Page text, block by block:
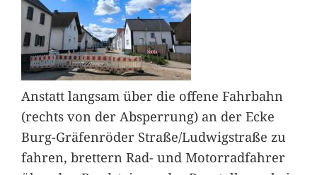
Anstatt langsam über die offene Fahrbahn
(rechts von der Absperrung) an der Ecke
Burg-Gräfenröder Straße/Ludwigstraße zu
fahren, brettern Rad- und Motorradfahrer